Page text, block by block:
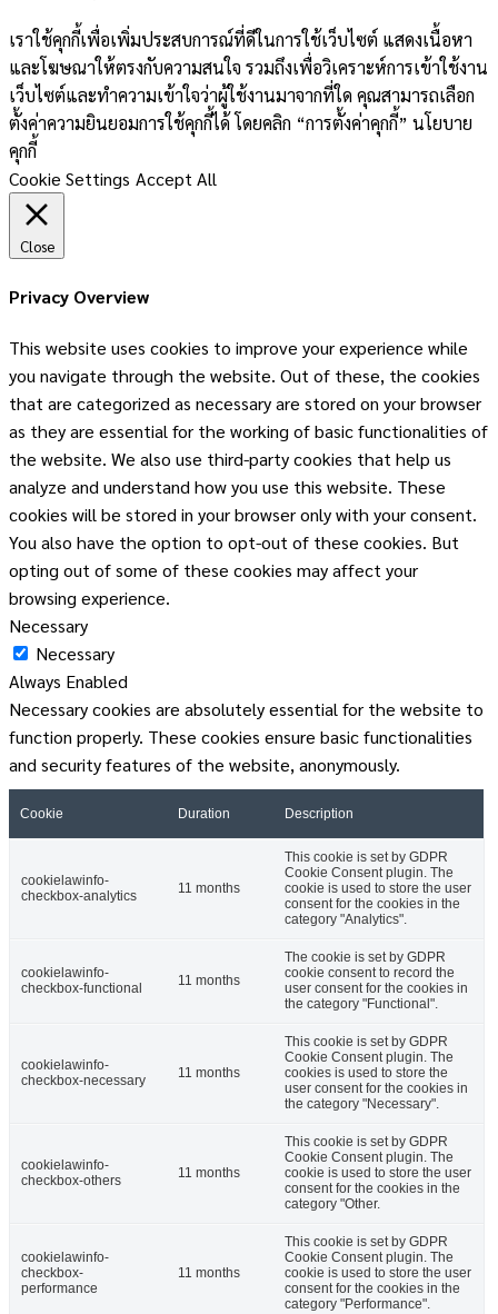
เราใช้คุกกี้เพื่อเพิ่มประสบการณ์ที่ดีในการใช้เว็บไซต์ แสดงเนื้อหา
และโฆษณาให้ตรงกับความสนใจ รวมถึงเพื่อวิเคราะห์การเข้าใช้งาน
เว็บไซต์และทำความเข้าใจว่าผู้ใช้งานมาจากที่ใด คุณสามารถเลือก
ตั้งค่าความยินยอมการใช้คุกกี้ได้ โดยคลิก “การตั้งค่าคุกกี้” นโยบาย
คุกกี้
Cookie Settings Accept All
Close
Privacy Overview
This website uses cookies to improve your experience while
you navigate through the website. Out of these, the cookies
that are categorized as necessary are stored on your browser
as they are essential for the working of basic functionalities of
the website. We also use third-party cookies that help us
analyze and understand how you use this website. These
cookies will be stored in your browser only with your consent.
You also have the option to opt-out of these cookies. But
opting out of some of these cookies may affect your
browsing experience.
Necessary
Necessary
Always Enabled
Necessary cookies are absolutely essential for the website to
function properly. These cookies ensure basic functionalities
and security features of the website, anonymously.
Cookie Duration Description
cookielawinfo-
checkbox-analytics
11 months
This cookie is set by GDPR
Cookie Consent plugin. The
cookie is used to store the user
consent for the cookies in the
category "Analytics".
cookielawinfo-
checkbox-functional
11 months
The cookie is set by GDPR
cookie consent to record the
user consent for the cookies in
the category "Functional".
cookielawinfo-
checkbox-necessary
11 months
This cookie is set by GDPR
Cookie Consent plugin. The
cookies is used to store the
user consent for the cookies in
the category "Necessary".
cookielawinfo-
checkbox-others
11 months
This cookie is set by GDPR
Cookie Consent plugin. The
cookie is used to store the user
consent for the cookies in the
category "Other.
cookielawinfo-
checkbox-
performance
11 months
This cookie is set by GDPR
Cookie Consent plugin. The
cookie is used to store the user
consent for the cookies in the
category "Performance".